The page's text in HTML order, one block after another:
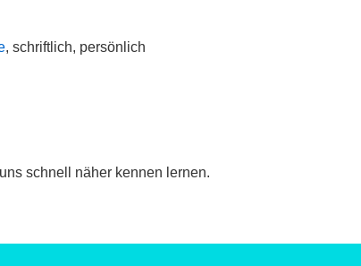
, schriftlich, persönlich
schnell näher kennen lernen.